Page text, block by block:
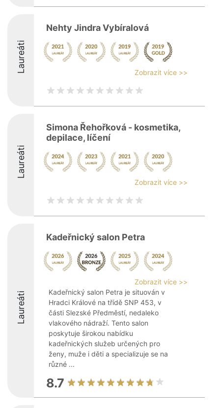
Laureáti
Nehty Jindra Vybíralová
Zobrazit více >>
Laureáti
Simona Řehořková - kosmetika,
depilace, líčení
Zobrazit více >>
Laureáti
Kadeřnický salon Petra
Zobrazit více >>
Kadeřnický salon Petra je situován v
Hradci Králové na třídě SNP 453, v
části Slezské Předměstí, nedaleko
vlakového nádraží. Tento salon
poskytuje širokou nabídku
kadeřnických služeb určených pro
ženy, muže i děti a specializuje se na
různé ...
8.7